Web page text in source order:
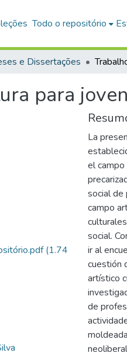
Todo o repositório
e Dissertações
para
(1.74
La
el
social de
campo
social.
ir al
cuestión
artístico
de